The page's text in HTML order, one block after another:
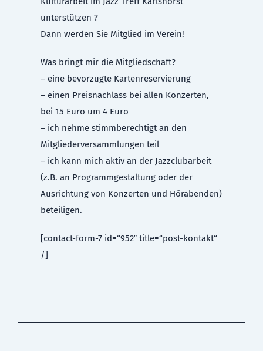
unterstützen ?
Dann werden Sie Mitglied im Verein!
Was bringt mir die Mitgliedschaft?
– eine bevorzugte Kartenreservierung
– einen Preisnachlass bei allen Konzerten,
bei 15 Euro um 4 Euro
– ich nehme stimmberechtigt an den
Mitgliederversammlungen teil
– ich kann mich aktiv an der Jazzclubarbeit
(z.B. an Programmgestaltung oder der
Ausrichtung von Konzerten und Hörabenden)
beteiligen.
[contact-form-7 id=“952″ title=“post-kontakt“
/]